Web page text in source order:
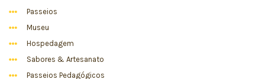
Passeios
Museu
Hospedagem
Sabores & Artesanato
Passeios Pedagógicos